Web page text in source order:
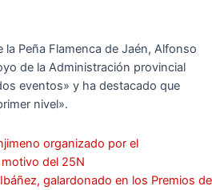
la Peña Flamenca de Jaén, Alfonso
de la Administración provincial
eventos» y ha destacado que
nivel».
organizado por el
del 25N
galardonado en los Premios de